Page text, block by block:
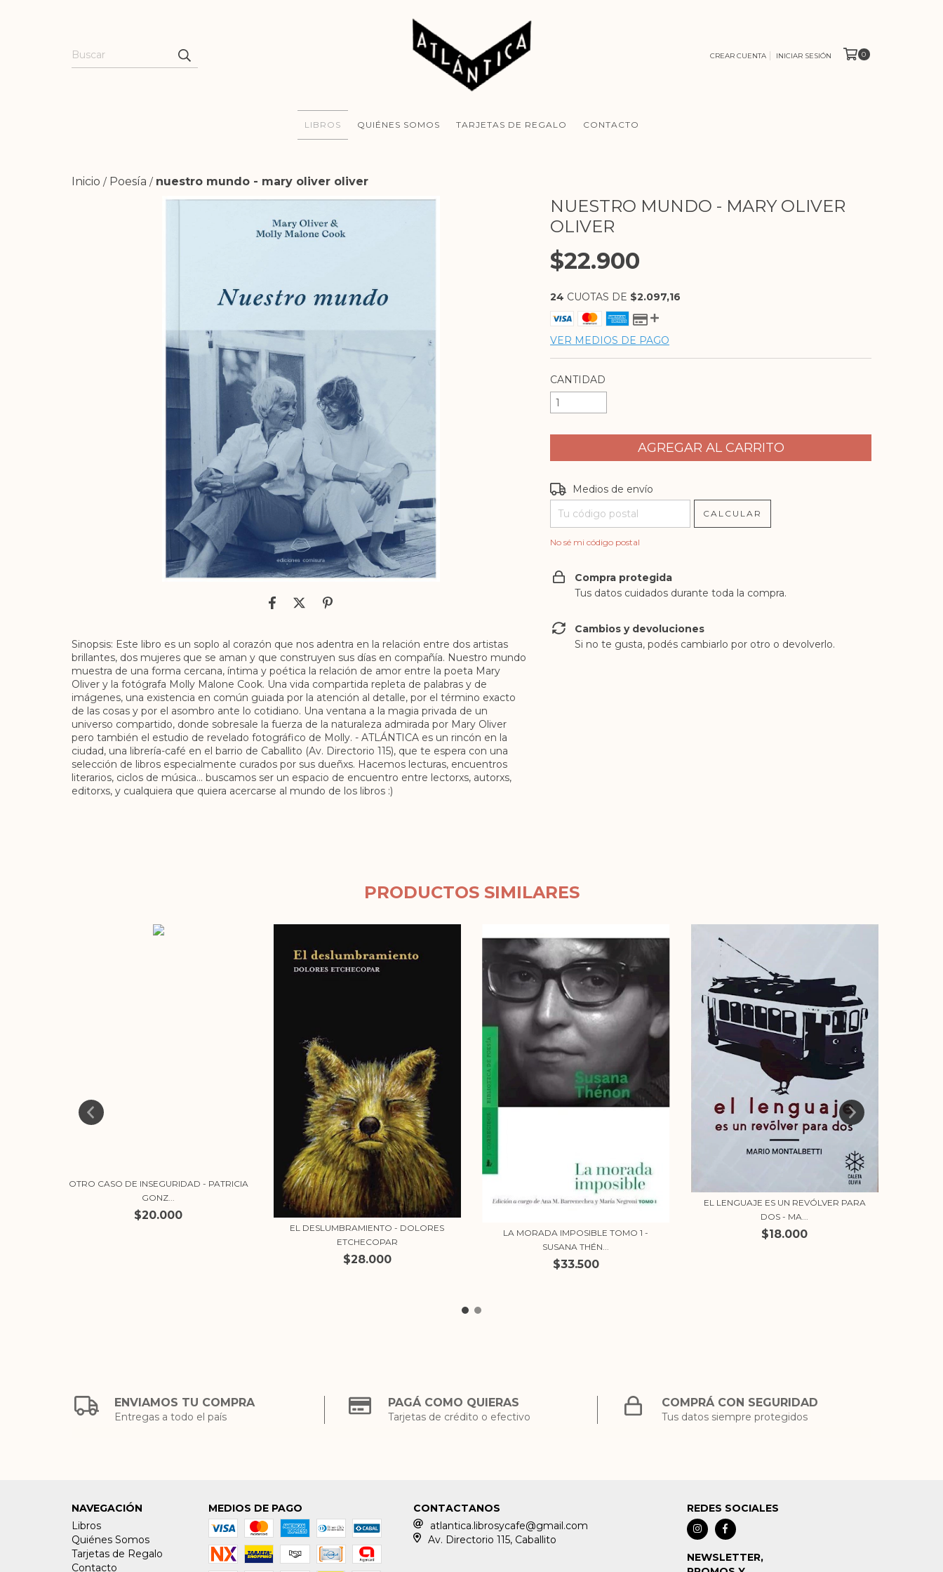
CREAR CUENTA INICIAR SESIÓN 0
LIBROS QUIÉNES SOMOS TARJETAS DE REGALO CONTACTO
Inicio / Poesía / nuestro mundo - mary oliver oliver
Sinopsis: Este libro es un soplo al corazón que nos adentra en la relación entre dos artistas
brillantes, dos mujeres que se aman y que construyen sus días en compañía. Nuestro mundo
muestra de una forma cercana, íntima y poética la relación de amor entre la poeta Mary
Oliver y la fotógrafa Molly Malone Cook. Una vida compartida repleta de palabras y de
imágenes, una existencia en común guiada por la atención al detalle, por el término exacto
de las cosas y por el asombro ante lo cotidiano. Una ventana a la magia privada de un
universo compartido, donde sobresale la fuerza de la naturaleza admirada por Mary Oliver
pero también el estudio de revelado fotográfico de Molly. - ATLÁNTICA es un rincón en la
ciudad, una librería-café en el barrio de Caballito (Av. Directorio 115), que te espera con una
selección de libros especialmente curados por sus dueñxs. Hacemos lecturas, encuentros
literarios, ciclos de música... buscamos ser un espacio de encuentro entre lectorxs, autorxs,
editorxs, y cualquiera que quiera acercarse al mundo de los libros :)
NUESTRO MUNDO - MARY OLIVER
OLIVER
$22.900
24 CUOTAS DE $2.097,16
VER MEDIOS DE PAGO
CANTIDAD
Entregas para el CP:
Medios de envío
CALCULAR
No sé mi código postal
Compra protegida
Tus datos cuidados durante toda la compra.
Cambios y devoluciones
Si no te gusta, podés cambiarlo por otro o devolverlo.
PRODUCTOS SIMILARES
OTRO CASO DE INSEGURIDAD - PATRICIA
GONZ...
$20.000
EL DESLUMBRAMIENTO - DOLORES
ETCHECOPAR
$28.000
LA MORADA IMPOSIBLE TOMO 1 -
SUSANA THÉN...
$33.500
EL LENGUAJE ES UN REVÓLVER PARA
DOS - MA...
$18.000
ENVIAMOS TU COMPRA
Entregas a todo el país
PAGÁ COMO QUIERAS
Tarjetas de crédito o efectivo
COMPRÁ CON SEGURIDAD
Tus datos siempre protegidos
NAVEGACIÓN
Libros
Quiénes Somos
Tarjetas de Regalo
Contacto
MEDIOS DE PAGO
CONTACTANOS
atlantica.librosycafe@gmail.com
Av. Directorio 115, Caballito
REDES SOCIALES
NEWSLETTER,